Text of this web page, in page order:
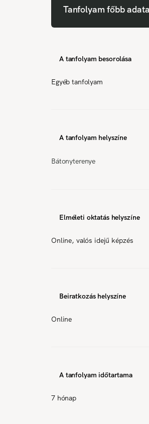
Tanfolyam főbb
A tanfolyam besorolása
Egyéb tanfolyam
A tanfolyam helyszíne
Bátonyterenye
Elméleti oktatás helyszíne
Online, valós idejű képzés
Beiratkozás helyszíne
Online
A tanfolyam időtartama
7 hónap